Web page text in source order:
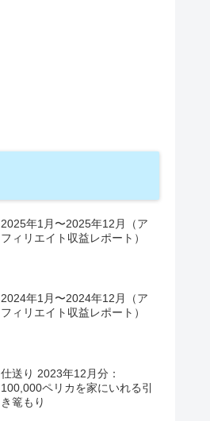
2025年1月〜2025年12月（ア
フィリエイト収益レポート）
2024年1月〜2024年12月（ア
フィリエイト収益レポート）
仕送り 2023年12月分：
100,000ペリカを家にいれる引
き篭もり